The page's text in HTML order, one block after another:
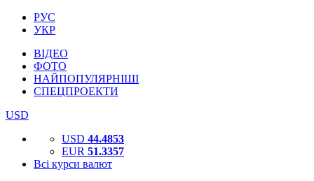
РУС
УКР
ВІДЕО
ФОТО
НАЙПОПУЛЯРНІШІ
СПЕЦПРОЕКТИ
USD
USD 44.4853
EUR 51.3357
Всі курси валют